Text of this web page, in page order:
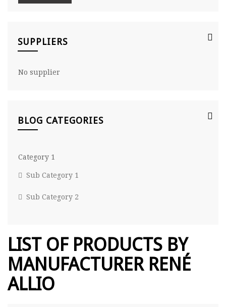
SUPPLIERS
No supplier
BLOG CATEGORIES
Category 1
Sub Category 1
Sub Category 2
LIST OF PRODUCTS BY
MANUFACTURER RENÉ
ALLIO